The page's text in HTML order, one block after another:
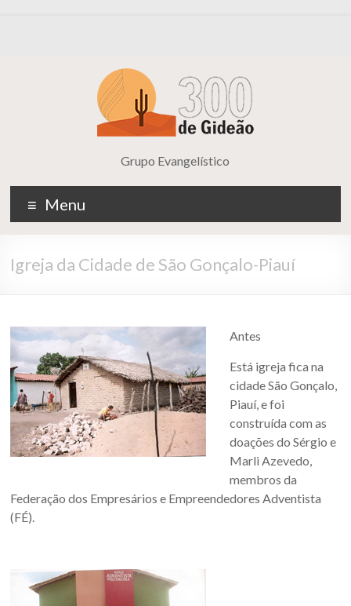
Grupo Evangelístico
Menu
Igreja da Cidade de São Gonçalo-Piauí
Antes
Está igreja fica na
cidade São Gonçalo,
Piauí, e foi
construída com as
doações do Sérgio e
Marli Azevedo,
membros da
Federação dos Empresários e Empreendedores Adventista
(FÉ).